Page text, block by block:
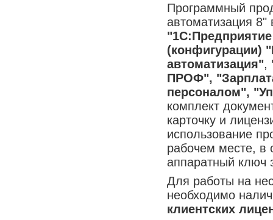
Программный
автоматизация
(конфигурации)
автоматизация",
ПРОФ",
персоналом",
комплект
карточку и
использование
рабочем месте, в
аппаратный ключ
Для работы на
необходимо
клиентских